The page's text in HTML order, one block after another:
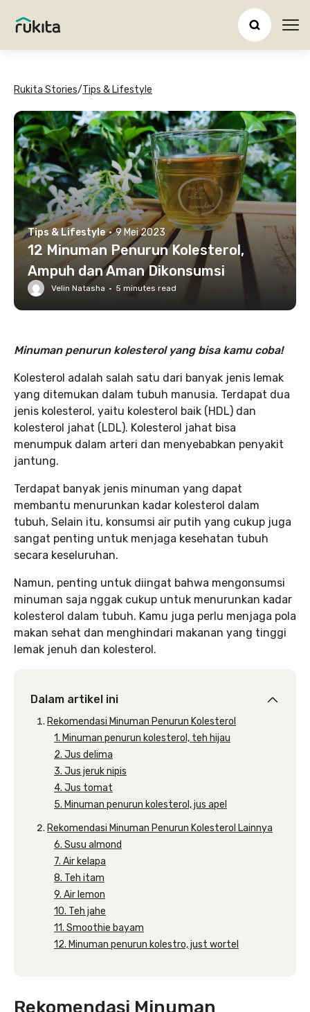
Rukita Stories/Tips & Lifestyle
Tips & Lifestyle · 9 Mei 2023
12 Minuman Penurun Kolesterol,
Ampuh dan Aman Dikonsumsi
Velin Natasha · 5 minutes read
Minuman penurun kolesterol yang bisa kamu coba!
Kolesterol adalah salah satu dari banyak jenis lemak
yang ditemukan dalam tubuh manusia. Terdapat dua
jenis kolesterol, yaitu kolesterol baik (HDL) dan
kolesterol jahat (LDL). Kolesterol jahat bisa
menumpuk dalam arteri dan menyebabkan penyakit
jantung.
Terdapat banyak jenis minuman yang dapat
membantu menurunkan kadar kolesterol dalam
tubuh, Selain itu, konsumsi air putih yang cukup juga
sangat penting untuk menjaga kesehatan tubuh
secara keseluruhan.
Namun, penting untuk diingat bahwa mengonsumsi
minuman saja nggak cukup untuk menurunkan kadar
kolesterol dalam tubuh. Kamu juga perlu menjaga pola
makan sehat dan menghindari makanan yang tinggi
lemak jenuh dan kolesterol.
Dalam artikel ini
Rekomendasi Minuman Penurun Kolesterol
1. Minuman penurun kolesterol, teh hijau
2. Jus delima
3. Jus jeruk nipis
4. Jus tomat
5. Minuman penurun kolesterol, jus apel
Rekomendasi Minuman Penurun Kolesterol Lainnya
6. Susu almond
7. Air kelapa
8. Teh itam
9. Air lemon
10. Teh jahe
11. Smoothie bayam
12. Minuman penurun kolestro, just wortel
Rekomendasi Minuman